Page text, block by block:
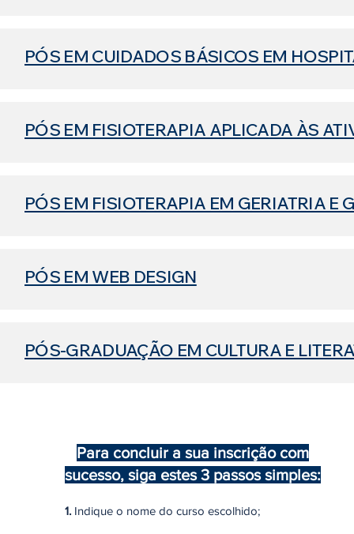
PÓS EM CUIDADOS BÁSICOS EM
PÓS EM FISIOTERAPIA APLICADA ÀS
PÓS EM FISIOTERAPIA EM GERIATRIA E
PÓS EM WEB DESIGN
PÓS-GRADUAÇÃO EM CULTURA E
Para concluir a sua inscrição com
sucesso, siga estes 3 passos simples:
1. Indique o nome do curso escolhido;